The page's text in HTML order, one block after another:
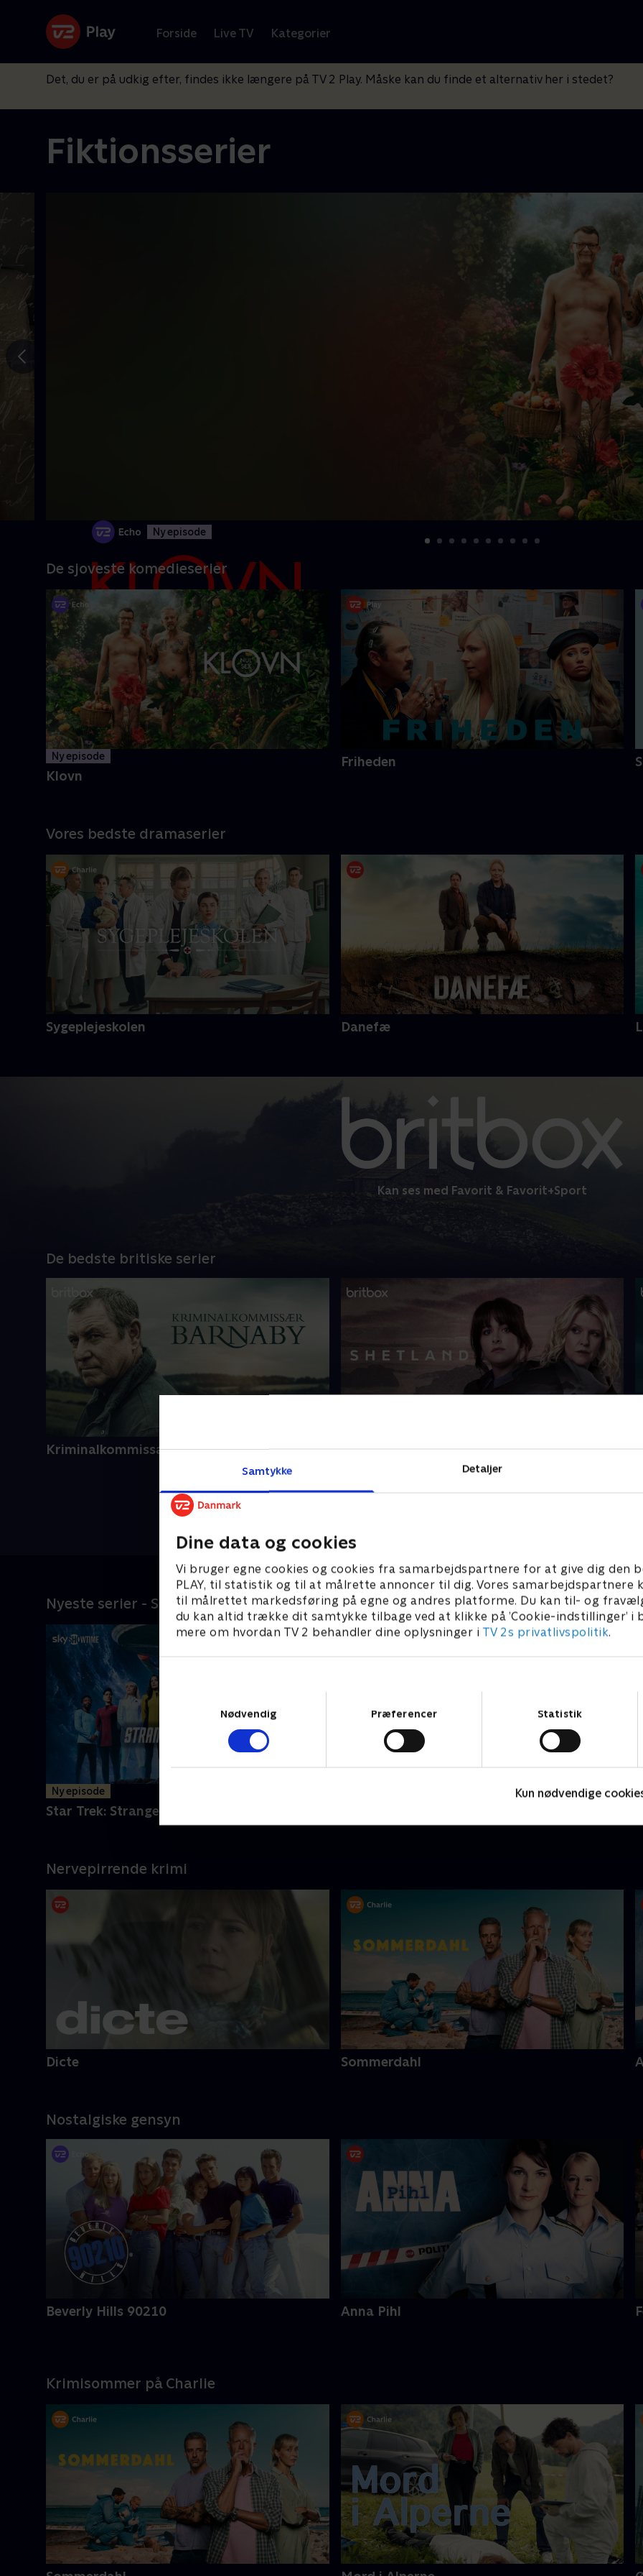
Samtykke Detaljer
Dine data og cookies
Vi bruger egne cookies og cookies fra samarbejdspartnere for at give dig den
PLAY, til statistik og til at målrette annoncer til dig. Vores samarbejdspartnere
til målrettet markedsføring på egne og andres platforme. Du kan til- og
du kan altid trække dit samtykke tilbage ved at klikke på ’Cookie-indstillinger’ i
mere om hvordan TV 2 behandler dine oplysninger i TV 2s privatlivspolitik.
Nødvendig
Præferencer Statistik
Kun nødvendige
Forside Live TV Kategorier
Det, du er på udkig efter, findes ikke længere på TV 2 Play. Måske kan du finde et alternativ her i stedet?
Fiktionsserier
Ny episode
Danmarks pinligste makkerpar Frank
og Casper navigerer livet med
tvivlsom succes
Mere info
Gå til
De sjoveste komedieserier
Ny episode
Klovn
Friheden
Vores bedste dramaserier
Sygeplejeskolen Danefæ
Kan ses med Favorit & Favorit+Sport
De bedste britiske serier
Kriminalkommissær Barnaby
Nyeste serier - SkyShowtime
Ny episode
Star Trek: Strange New Worlds
Nervepirrende krimi
Dicte Sommerdahl
Nostalgiske gensyn
Beverly Hills 90210 Anna Pihl
Krimisommer på Charlie